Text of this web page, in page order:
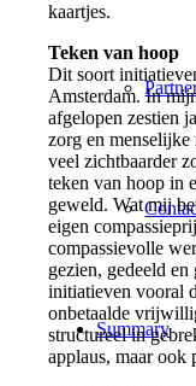
Summary
kaartjes.
Teken van hoop
Dit soort
Amsterdam. In
afgelopen zestien
zorg en
veel zichtbaarder
teken van hoop in
geweld. Wat mij
eigen
compassievolle
gezien, gedeeld
initiatieven vooral
onbetaalde
structureel in
applaus, maar